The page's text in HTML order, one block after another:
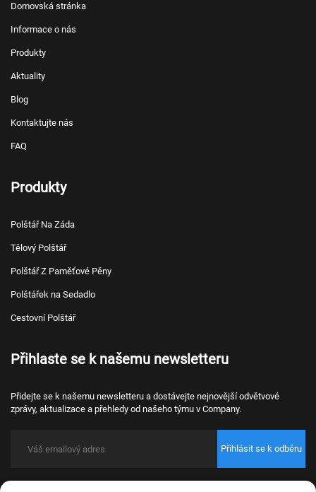
Domovská stránka
Informace o nás
Produkty
Aktuality
Blog
Kontaktujte nás
FAQ
Produkty
Polštář Na Záda
Tělový Polštář
Polštář Z Paměťové Pěny
Polštářek na Sedadlo
Cestovní Polštář
Přihlaste se k našemu newsletteru
Přidejte se k našemu newsletteru a dostávejte nejnovější odvětvové
zprávy, aktualizace a přehledy od našeho týmu v Company.
Přihlásit se k odběru